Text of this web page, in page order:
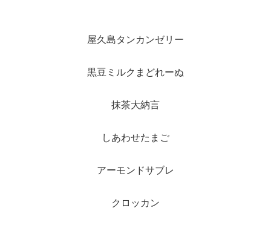
屋久島タンカンゼリー
黒豆ミルクまどれーぬ
抹茶大納言
しあわせたまご
アーモンドサブレ
クロッカン